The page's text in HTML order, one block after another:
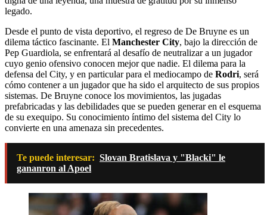
legado.
Desde el punto de vista deportivo, el regreso de De Bruyne es un
dilema táctico fascinante. El Manchester City, bajo la dirección de
Pep Guardiola, se enfrentará al desafío de neutralizar a un jugador
cuyo genio ofensivo conocen mejor que nadie. El dilema para la
defensa del City, y en particular para el mediocampo de Rodri, será
cómo contener a un jugador que ha sido el arquitecto de sus propios
sistemas. De Bruyne conoce los movimientos, las jugadas
prefabricadas y las debilidades que se pueden generar en el esquema
de su exequipo. Su conocimiento íntimo del sistema del City lo
convierte en una amenaza sin precedentes.
Te puede interesar: Slovan Bratislava y "Blacki" le
gananron al Apoel